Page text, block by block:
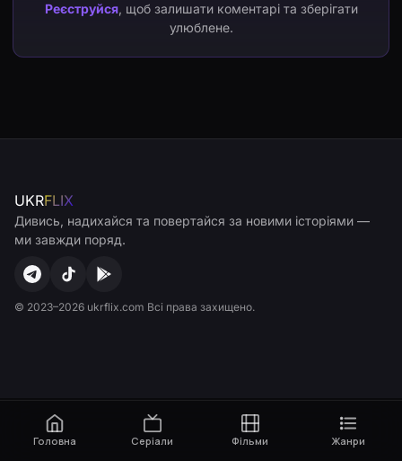
Головна Серіали Фільми Жанри
Реєструйся, щоб залишати коментарі та зберігати
улюблене.
UKRFLIX
Дивись, надихайся та повертайся за новими історіями —
ми завжди поряд.
© 2023–2026 ukrflix.com Всі права захищено.